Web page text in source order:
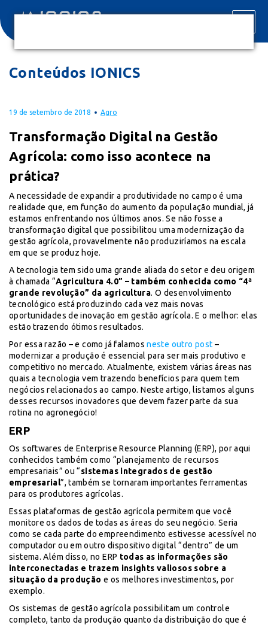
Conteúdos IONICS
19 de setembro de 2018 Agro
Transformação Digital na Gestão
Agrícola: como isso acontece na
prática?
A necessidade de expandir a produtividade no campo é uma
realidade que, em função do aumento da população mundial, já
estamos enfrentando nos últimos anos. Se não fosse a
transformação digital que possibilitou uma modernização da
gestão agrícola, provavelmente não produziríamos na escala
em que se produz hoje.
A tecnologia tem sido uma grande aliada do setor e deu origem
à chamada “Agricultura 4.0” – também conhecida como “4ª
grande revolução” da agricultura. O desenvolvimento
tecnológico está produzindo cada vez mais novas
oportunidades de inovação em gestão agrícola. E o melhor: elas
estão trazendo ótimos resultados.
Por essa razão – e como já falamosneste outro post –
modernizar a produção é essencial para ser mais produtivo e
competitivo no mercado. Atualmente, existem várias áreas nas
quais a tecnologia vem trazendo benefícios para quem tem
negócios relacionados ao campo. Neste artigo, listamos alguns
desses recursos inovadores que devem fazer parte da sua
rotina no agronegócio!
ERP
Os softwares de Enterprise Resource Planning (ERP), por aqui
conhecidos também como “planejamento de recursos
empresariais” ou “sistemas integrados de gestão
empresarial”, também se tornaram importantes ferramentas
para os produtores agrícolas.
Essas plataformas de gestão agrícola permitem que você
monitore os dados de todas as áreas do seu negócio. Seria
como se cada parte do empreendimento estivesse acessível no
computador ou em outro dispositivo digital “dentro” de um
sistema. Além disso, no ERP todas as informações são
interconectadas e trazem insights valiosos sobre a
situação da produção e os melhores investimentos, por
exemplo.
Os sistemas de gestão agrícola possibilitam um controle
completo, tanto da produção quanto da distribuição do que é